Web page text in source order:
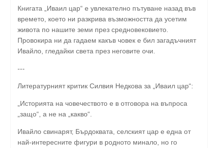
Книгата „Иваил цар“ е увлекателно пътуване назад във
времето, което ни разкрива възможността да усетим
живота по нашите земи през средновековието.
Провокира ни да гадаем какъв човек е бил загадъчният
Ивайло, гледайки света през неговите очи.
---
Литературният критик Силвия Недкова за „Иваил цар“:
„Историята на човечеството е в отговора на въпроса
„защо“, а не на „какво“.
Ивайло свинарят, Бърдоквата, селският цар е една от
най-интересните фигури в родното минало, но го